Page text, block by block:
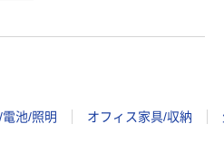
池/照明 オフィス家具/収納